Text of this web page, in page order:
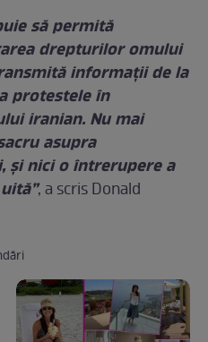
să permită
drepturilor omului
informații de la
protestele în
iranian. Nu mai
asupra
și nici o întrerupere a
, a scris Donald